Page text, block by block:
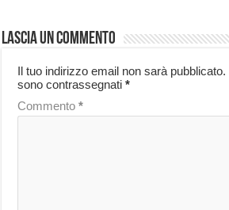
Lascia un commento
Il tuo indirizzo email non sarà pubblicato.
sono contrassegnati*
Commento*